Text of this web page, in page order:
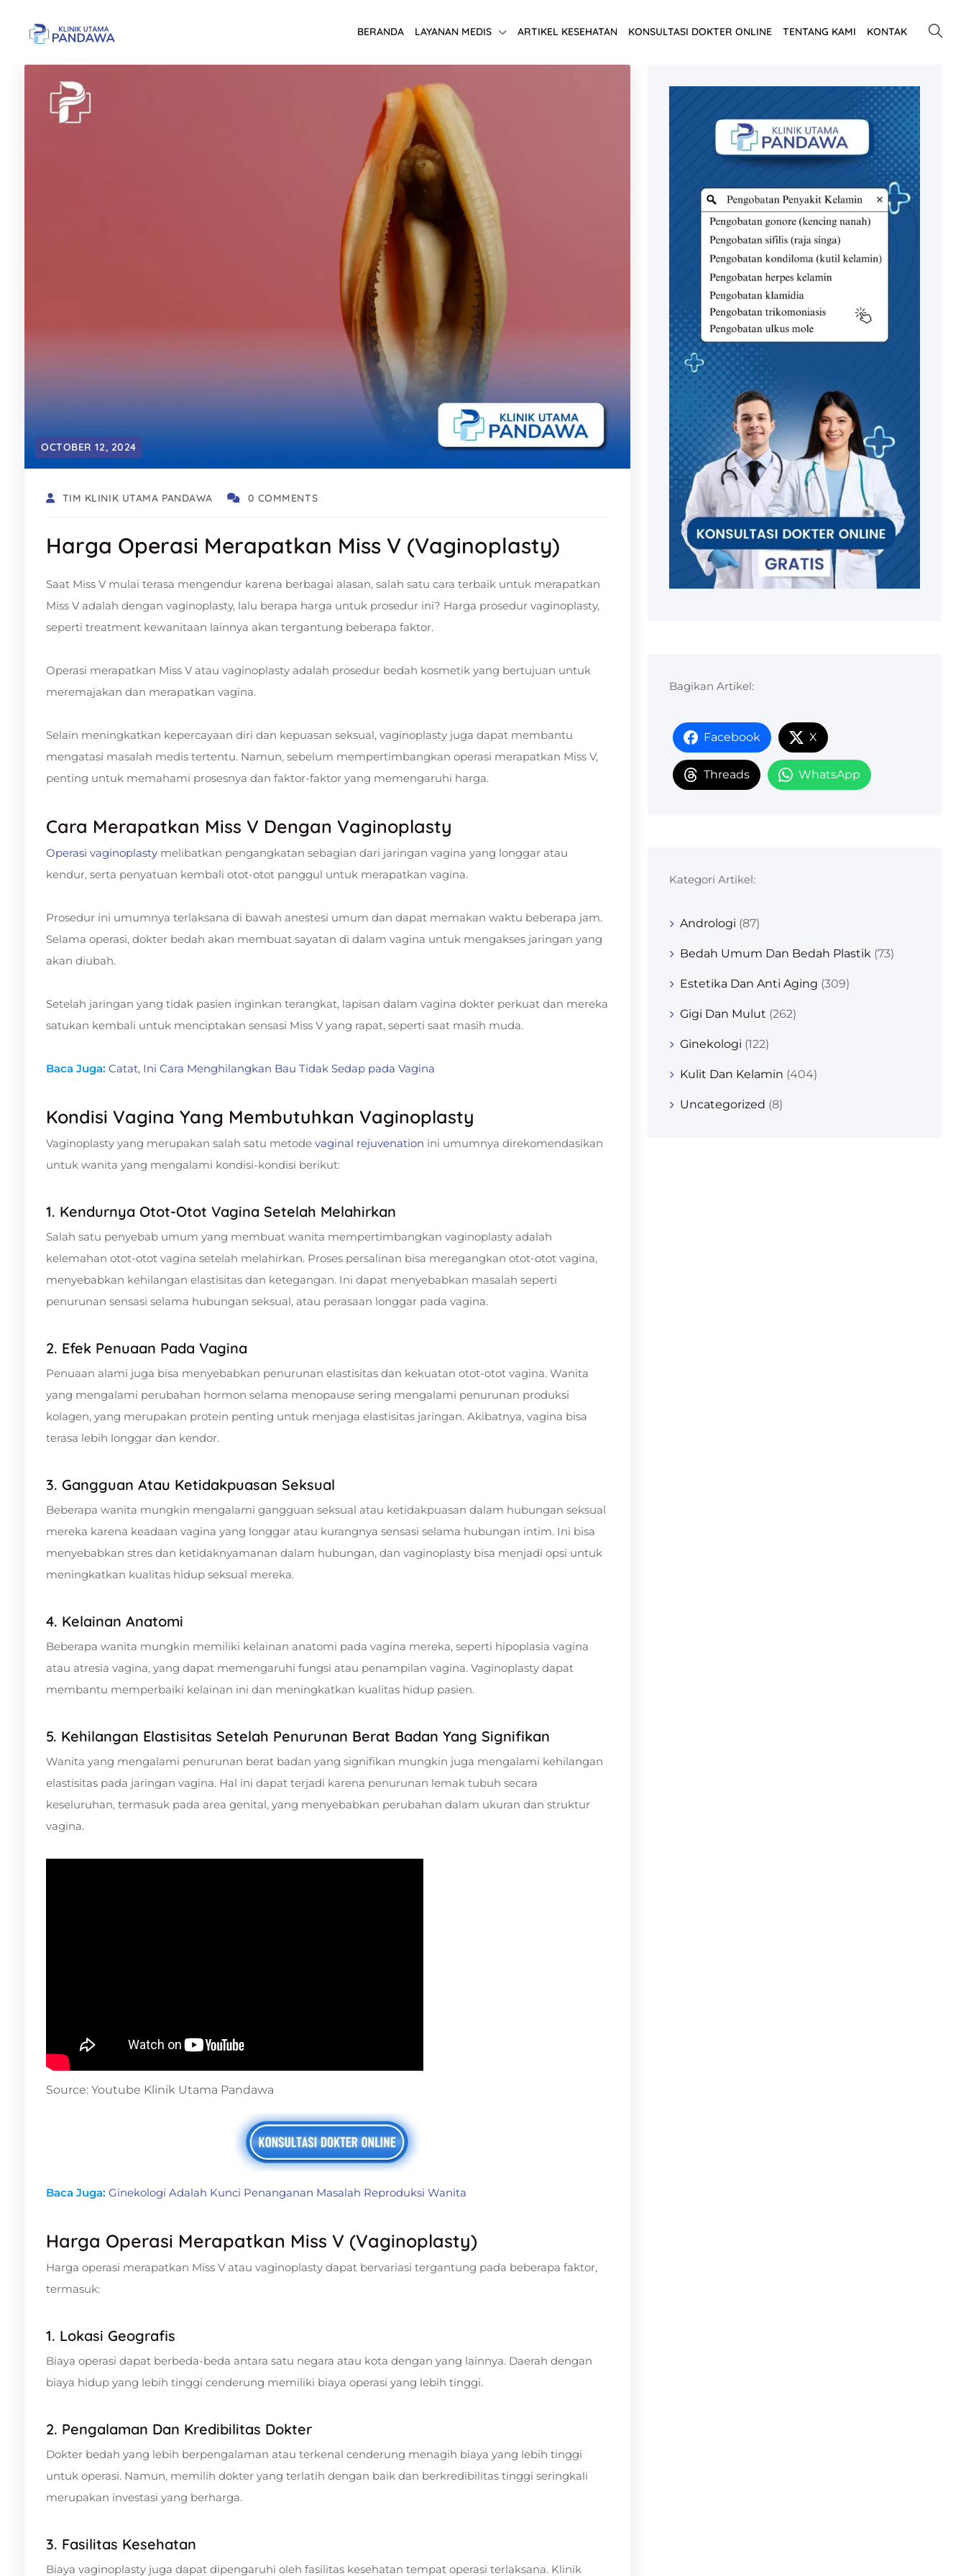
BERANDA LAYANAN MEDIS ARTIKEL KESEHATAN KONSULTASI DOKTER ONLINE TENTANG KAMI KONTAK
OCTOBER 12, 2024
TIM KLINIK UTAMA PANDAWA 0 COMMENTS
Harga Operasi Merapatkan Miss V (Vaginoplasty)
Saat Miss V mulai terasa mengendur karena berbagai alasan, salah satu cara terbaik untuk merapatkan
Miss V adalah dengan vaginoplasty, lalu berapa harga untuk prosedur ini? Harga prosedur vaginoplasty,
seperti treatment kewanitaan lainnya akan tergantung beberapa faktor.
Operasi merapatkan Miss V atau vaginoplasty adalah prosedur bedah kosmetik yang bertujuan untuk
meremajakan dan merapatkan vagina.
Selain meningkatkan kepercayaan diri dan kepuasan seksual, vaginoplasty juga dapat membantu
mengatasi masalah medis tertentu. Namun, sebelum mempertimbangkan operasi merapatkan Miss V,
penting untuk memahami prosesnya dan faktor-faktor yang memengaruhi harga.
Cara Merapatkan Miss V Dengan Vaginoplasty
Operasi vaginoplasty melibatkan pengangkatan sebagian dari jaringan vagina yang longgar atau
kendur, serta penyatuan kembali otot-otot panggul untuk merapatkan vagina.
Prosedur ini umumnya terlaksana di bawah anestesi umum dan dapat memakan waktu beberapa jam.
Selama operasi, dokter bedah akan membuat sayatan di dalam vagina untuk mengakses jaringan yang
akan diubah.
Setelah jaringan yang tidak pasien inginkan terangkat, lapisan dalam vagina dokter perkuat dan mereka
satukan kembali untuk menciptakan sensasi Miss V yang rapat, seperti saat masih muda.
Baca Juga: Catat, Ini Cara Menghilangkan Bau Tidak Sedap pada Vagina
Kondisi Vagina Yang Membutuhkan Vaginoplasty
Vaginoplasty yang merupakan salah satu metode vaginal rejuvenation ini umumnya direkomendasikan
untuk wanita yang mengalami kondisi-kondisi berikut:
1. Kendurnya Otot-Otot Vagina Setelah Melahirkan
Salah satu penyebab umum yang membuat wanita mempertimbangkan vaginoplasty adalah
kelemahan otot-otot vagina setelah melahirkan. Proses persalinan bisa meregangkan otot-otot vagina,
menyebabkan kehilangan elastisitas dan ketegangan. Ini dapat menyebabkan masalah seperti
penurunan sensasi selama hubungan seksual, atau perasaan longgar pada vagina.
2. Efek Penuaan Pada Vagina
Penuaan alami juga bisa menyebabkan penurunan elastisitas dan kekuatan otot-otot vagina. Wanita
yang mengalami perubahan hormon selama menopause sering mengalami penurunan produksi
kolagen, yang merupakan protein penting untuk menjaga elastisitas jaringan. Akibatnya, vagina bisa
terasa lebih longgar dan kendor.
3. Gangguan Atau Ketidakpuasan Seksual
Beberapa wanita mungkin mengalami gangguan seksual atau ketidakpuasan dalam hubungan seksual
mereka karena keadaan vagina yang longgar atau kurangnya sensasi selama hubungan intim. Ini bisa
menyebabkan stres dan ketidaknyamanan dalam hubungan, dan vaginoplasty bisa menjadi opsi untuk
meningkatkan kualitas hidup seksual mereka.
4. Kelainan Anatomi
Beberapa wanita mungkin memiliki kelainan anatomi pada vagina mereka, seperti hipoplasia vagina
atau atresia vagina, yang dapat memengaruhi fungsi atau penampilan vagina. Vaginoplasty dapat
membantu memperbaiki kelainan ini dan meningkatkan kualitas hidup pasien.
5. Kehilangan Elastisitas Setelah Penurunan Berat Badan Yang Signifikan
Wanita yang mengalami penurunan berat badan yang signifikan mungkin juga mengalami kehilangan
elastisitas pada jaringan vagina. Hal ini dapat terjadi karena penurunan lemak tubuh secara
keseluruhan, termasuk pada area genital, yang menyebabkan perubahan dalam ukuran dan struktur
vagina.
Source: Youtube Klinik Utama Pandawa
Baca Juga: Ginekologi Adalah Kunci Penanganan Masalah Reproduksi Wanita
Harga Operasi Merapatkan Miss V (Vaginoplasty)
Harga operasi merapatkan Miss V atau vaginoplasty dapat bervariasi tergantung pada beberapa faktor,
termasuk:
1. Lokasi Geografis
Biaya operasi dapat berbeda-beda antara satu negara atau kota dengan yang lainnya. Daerah dengan
biaya hidup yang lebih tinggi cenderung memiliki biaya operasi yang lebih tinggi.
2. Pengalaman Dan Kredibilitas Dokter
Dokter bedah yang lebih berpengalaman atau terkenal cenderung menagih biaya yang lebih tinggi
untuk operasi. Namun, memilih dokter yang terlatih dengan baik dan berkredibilitas tinggi seringkali
merupakan investasi yang berharga.
3. Fasilitas Kesehatan
Biaya vaginoplasty juga dapat dipengaruhi oleh fasilitas kesehatan tempat operasi terlaksana. Klinik
Bagikan Artikel:
Facebook X
Threads WhatsApp
Kategori Artikel:
Andrologi (87)
Bedah Umum Dan Bedah Plastik (73)
Estetika Dan Anti Aging (309)
Gigi Dan Mulut (262)
Ginekologi (122)
Kulit Dan Kelamin (404)
Uncategorized (8)